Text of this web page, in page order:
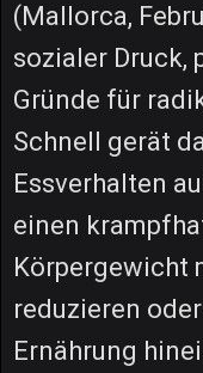
(Mallorca,
sozialer Druck,
Gründe für
Schnell gerät
Essverhalten
einen
Körpergewicht
reduzieren
Ernährung